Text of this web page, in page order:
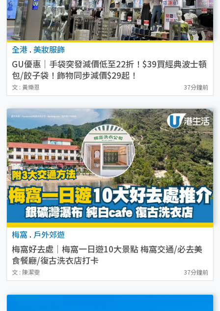
全港 . 美妝服飾
GU優惠｜手袋突發減價低至22折！$39買經典波士頓
包/餃子袋！飾物同步減價$29起！
文 : 黃樂恩 37分鐘前
梅窩 . 戶外郊遊
梅窩好去處｜梅窩一日遊10大景點 梅窩交通/必去美
食餐廳/復古洗衣店打卡
文 : 陳潔雯 37分鐘前